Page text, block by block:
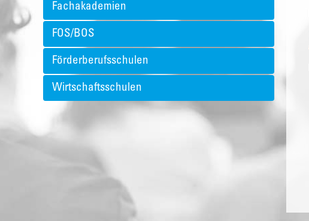
Fachakademien
FOS/BOS
Förderberufsschulen
Wirtschaftsschulen